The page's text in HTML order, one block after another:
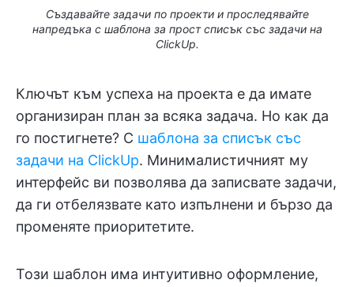
Създавайте задачи по проекти и проследявайте
напредъка с шаблона за прост списък със задачи на
ClickUp.
Ключът към успеха на проекта е да имате
организиран план за всяка задача. Но как да
го постигнете? С шаблона за списък със
задачи на ClickUp. Минималистичният му
интерфейс ви позволява да записвате задачи,
да ги отбелязвате като изпълнени и бързо да
променяте приоритетите.
Този шаблон има интуитивно оформление,